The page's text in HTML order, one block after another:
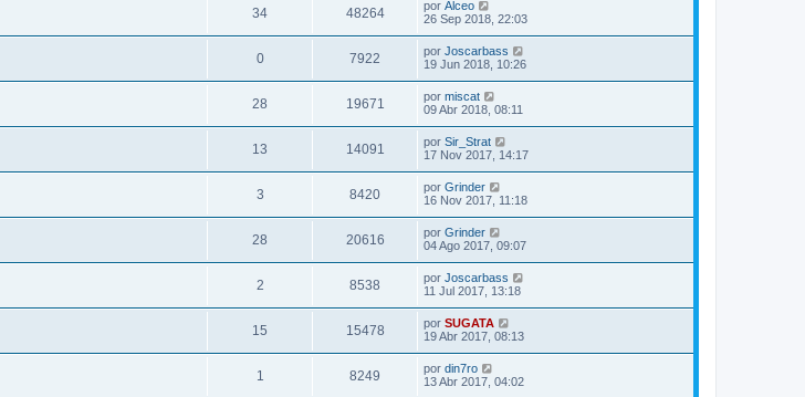
34 48264 por Alceo
26 Sep 2018, 22:03
0 7922 por Joscarbass
19 Jun 2018, 10:26
28 19671 por miscat
09 Abr 2018, 08:11
13 14091 por Sir_Strat
17 Nov 2017, 14:17
3 8420 por Grinder
16 Nov 2017, 11:18
28 20616 por Grinder
04 Ago 2017, 09:07
2 8538 por Joscarbass
11 Jul 2017, 13:18
15 15478 por SUGATA
19 Abr 2017, 08:13
1 8249 por din7ro
13 Abr 2017, 04:02